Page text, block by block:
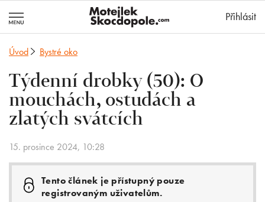
Přihlásit
Úvod Bystré oko
Týdenní drobky (50): O
mouchách, ostudách a
zlatých svátcích
15. prosince 2024, 10:28
Tento článek je přístupný pouze
registrovaným uživatelům.